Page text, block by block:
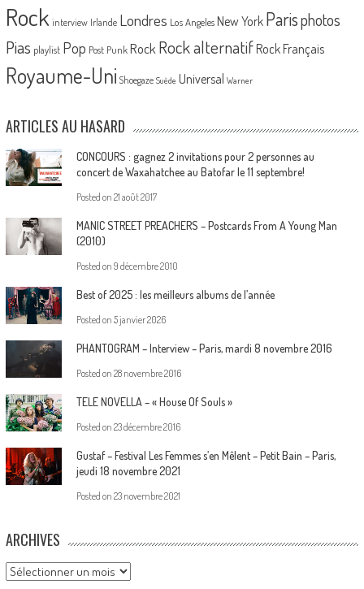
Rock interview Irlande Londres Los Angeles New York Parisphotos
Pias playlist Pop Post Punk Rock Rock alternatif Rock Français
Royaume-Uni Shoegaze Suède Universal Warner
ARTICLES AU HASARD
CONCOURS : gagnez 2 invitations pour 2 personnes au
concert de Waxahatchee au Batofar le 11 septembre!
Posted on 21 août 2017
MANIC STREET PREACHERS – Postcards From A Young Man
(2010)
Posted on 9 décembre 2010
Best of 2025 : les meilleurs albums de l’année
Posted on 5 janvier 2026
PHANTOGRAM – Interview – Paris, mardi 8 novembre 2016
Posted on 28 novembre 2016
TELE NOVELLA – « House Of Souls »
Posted on 23 décembre 2016
Gustaf – Festival Les Femmes s’en Mêlent – Petit Bain – Paris,
jeudi 18 novembre 2021
Posted on 23 novembre 2021
ARCHIVES
Archives